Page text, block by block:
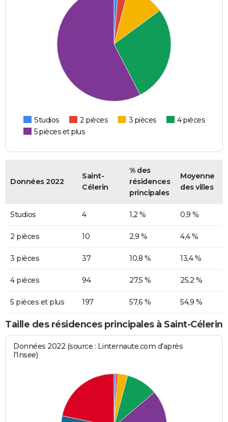
Studios 2 pièces 3 pièces
4 pièces
5 pièces et plus
Données 2022
Saint-
Célerin
% des
résidences
principales
Moyenne
des villes
Studios 4 1,2 % 0,9 %
2 pièces 10 2,9 % 4,4 %
3 pièces 37 10,8 % 13,4 %
4 pièces 94 27,5 % 25,2 %
5 pièces et plus 197 57,6 % 54,9 %
Taille des résidences principales à Saint-Célerin
Données 2022 (source : Linternaute.com d'après
l'Insee)